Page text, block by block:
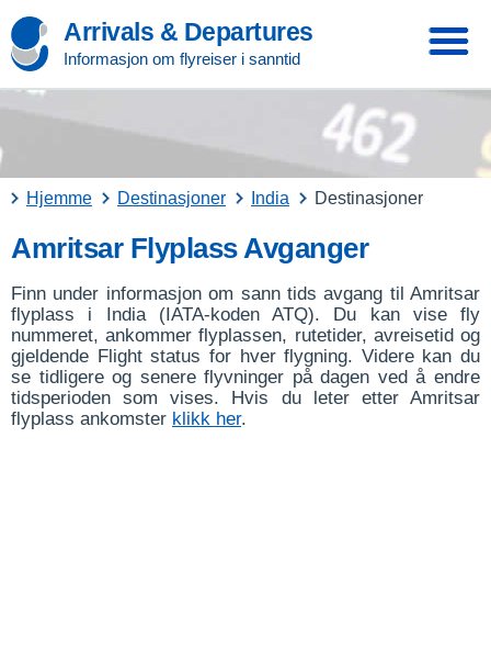
Arrivals & Departures
Informasjon om flyreiser i sanntid
Hjemme Destinasjoner India Destinasjoner
Amritsar Flyplass Avganger
Finn under informasjon om sann tids avgang til Amritsar
flyplass i India (IATA-koden ATQ). Du kan vise fly
nummeret, ankommer flyplassen, rutetider, avreisetid og
gjeldende Flight status for hver flygning. Videre kan du
se tidligere og senere flyvninger på dagen ved å endre
tidsperioden som vises. Hvis du leter etter Amritsar
flyplass ankomster klikk her.